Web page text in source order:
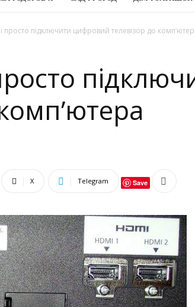
просто підключити цифровий телевізор до
X Telegram Save